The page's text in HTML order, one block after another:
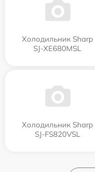
Холодильник Sharp
SJ-XE680MSL
Холодильник Sharp
SJ-FS820VSL